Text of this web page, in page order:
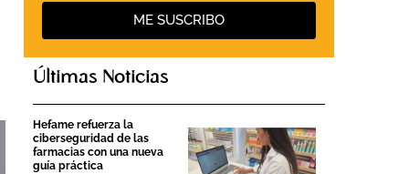
ME SUSCRIBO
Últimas Noticias
Hefame refuerza la
ciberseguridad de las
farmacias con una nueva
guía práctica